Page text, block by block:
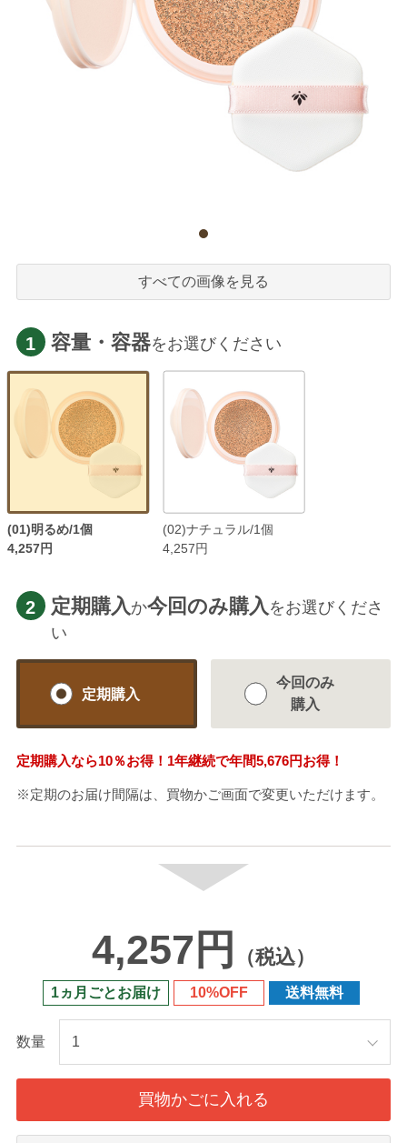
すべての画像を見る
1 容量・容器をお選びください
(01)明るめ/1個
4,257円
(02)ナチュラル/1個
4,257円
2 定期購入 か今回のみ購入 をお選びくださ
い
定期購入
今回のみ
購入
定期購入なら10％お得！1年継続で年間5,676円お得！
※定期のお届け間隔は、買物かご画面で変更いただけます。
4,257円 （税込）
1ヵ月ごとお届け 10%OFF 送料無料
数量
買物かごに入れる